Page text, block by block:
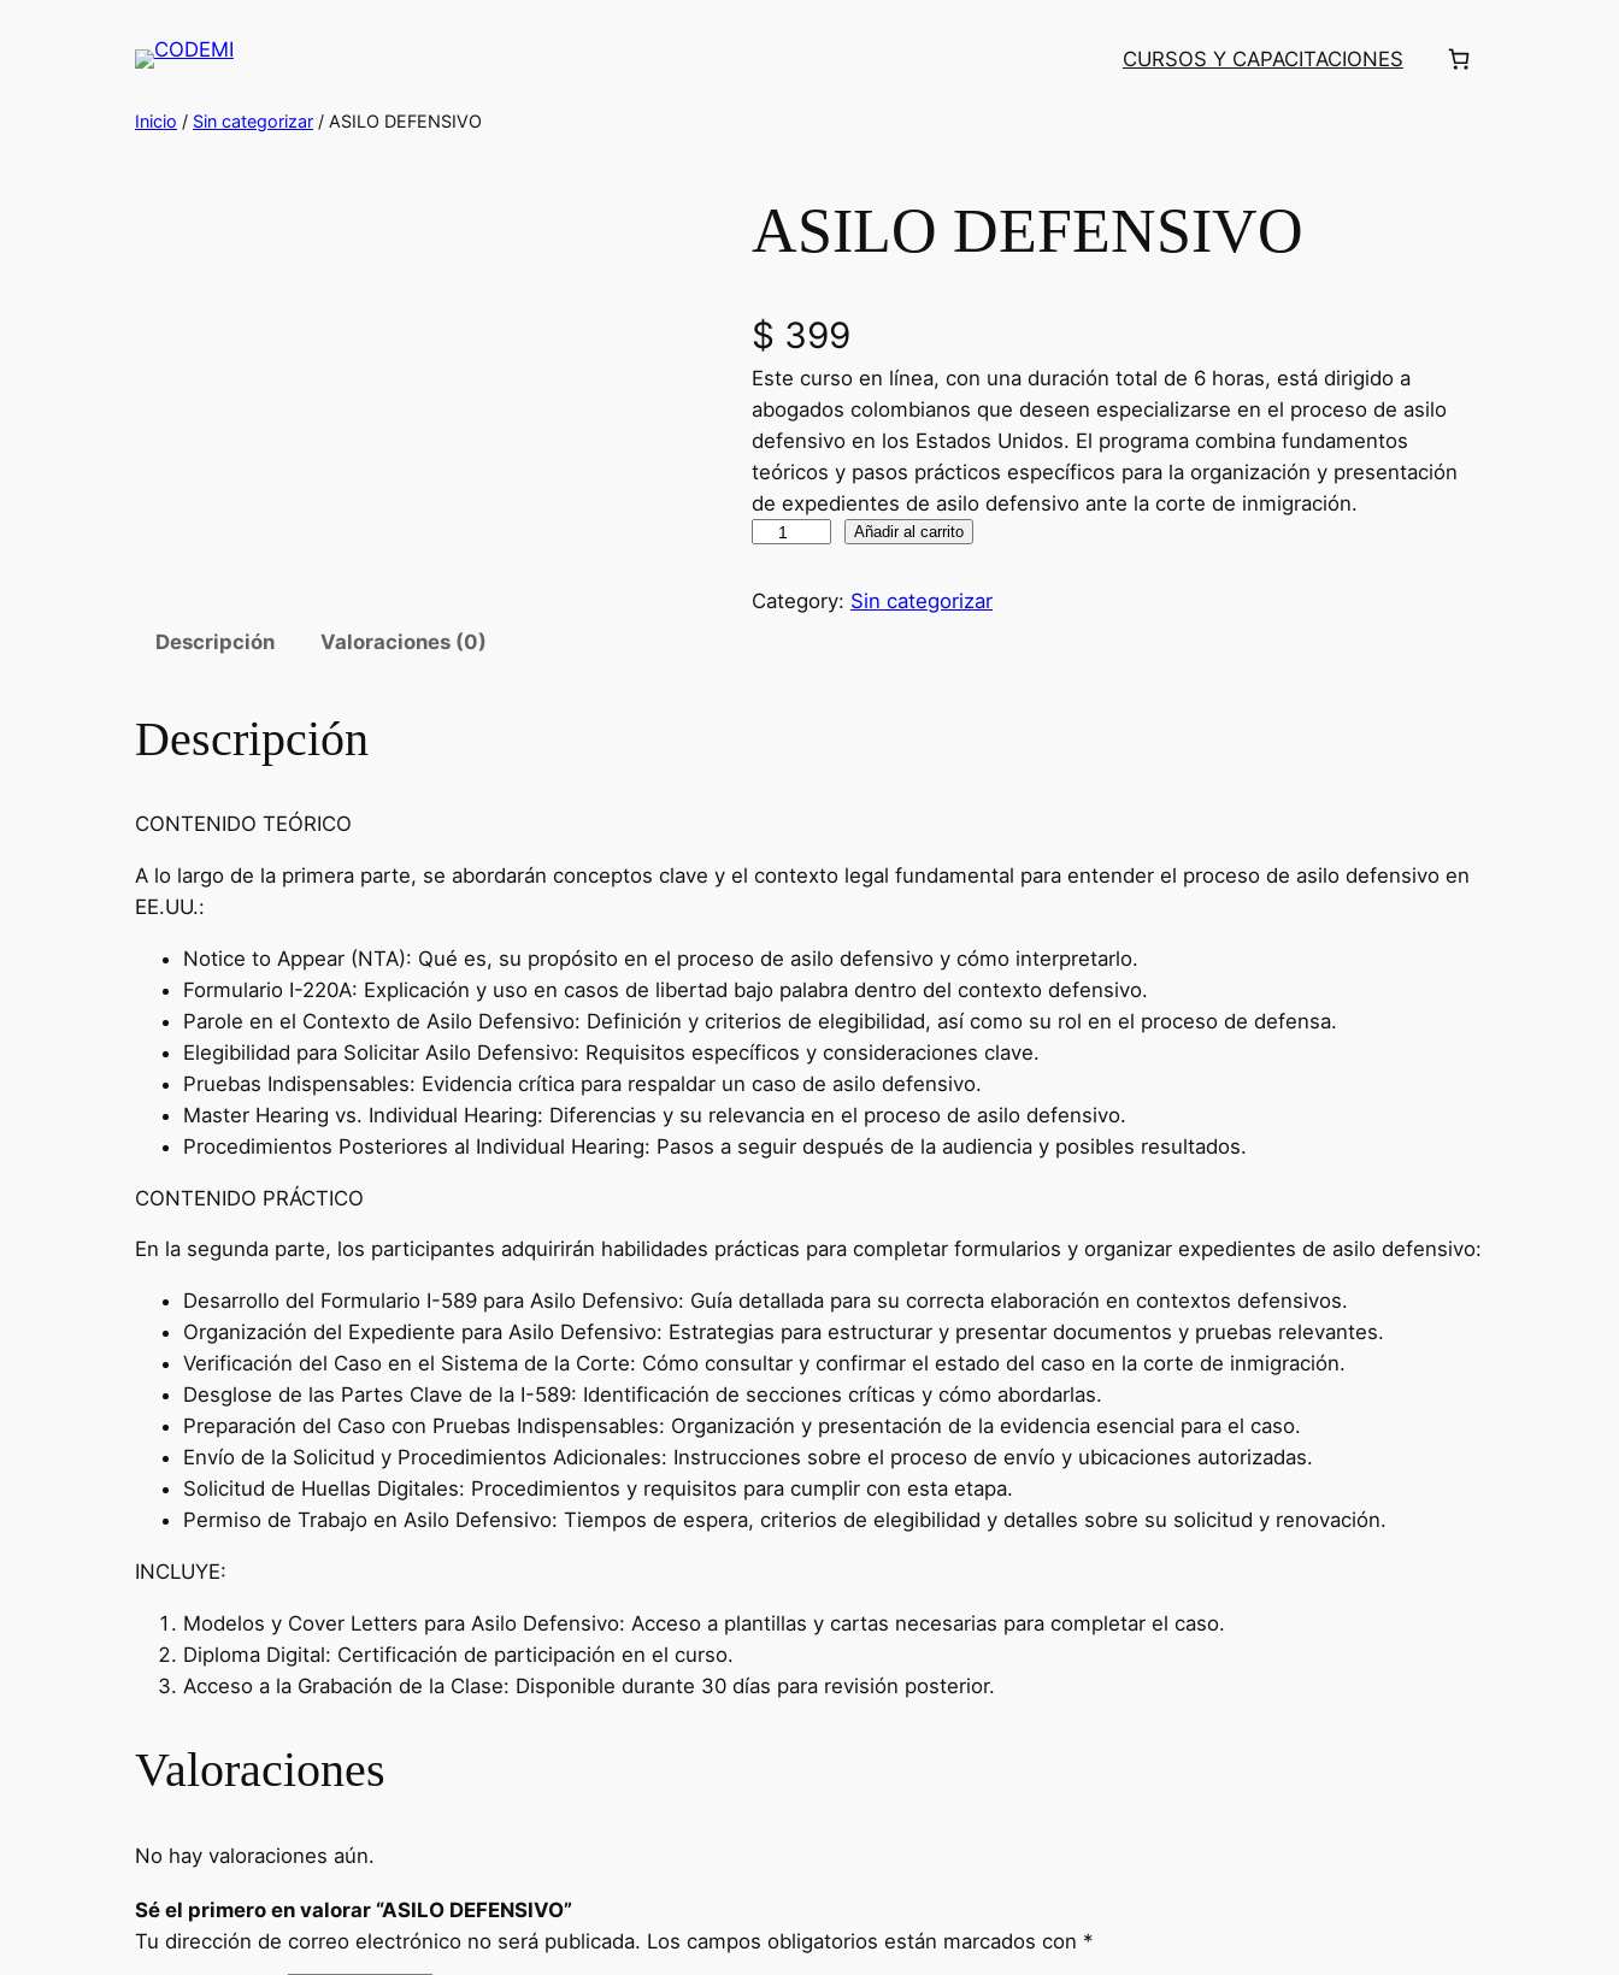
CURSOS Y CAPACITACIONES
Inicio / Sin categorizar / ASILO DEFENSIVO
ASILO DEFENSIVO
$ 399
Este curso en línea, con una duración total de 6 horas, está dirigido a
abogados colombianos que deseen especializarse en el proceso de asilo
defensivo en los Estados Unidos. El programa combina fundamentos
teóricos y pasos prácticos específicos para la organización y presentación
de expedientes de asilo defensivo ante la corte de inmigración.
Añadir al carrito
Category: Sin categorizar
Descripción
Valoraciones (0)
Descripción
CONTENIDO TEÓRICO
A lo largo de la primera parte, se abordarán conceptos clave y el contexto legal fundamental para entender el proceso de asilo defensivo en
EE.UU.:
Notice to Appear (NTA): Qué es, su propósito en el proceso de asilo defensivo y cómo interpretarlo.
Formulario I-220A: Explicación y uso en casos de libertad bajo palabra dentro del contexto defensivo.
Parole en el Contexto de Asilo Defensivo: Definición y criterios de elegibilidad, así como su rol en el proceso de defensa.
Elegibilidad para Solicitar Asilo Defensivo: Requisitos específicos y consideraciones clave.
Pruebas Indispensables: Evidencia crítica para respaldar un caso de asilo defensivo.
Master Hearing vs. Individual Hearing: Diferencias y su relevancia en el proceso de asilo defensivo.
Procedimientos Posteriores al Individual Hearing: Pasos a seguir después de la audiencia y posibles resultados.
CONTENIDO PRÁCTICO
En la segunda parte, los participantes adquirirán habilidades prácticas para completar formularios y organizar expedientes de asilo defensivo:
Desarrollo del Formulario I-589 para Asilo Defensivo: Guía detallada para su correcta elaboración en contextos defensivos.
Organización del Expediente para Asilo Defensivo: Estrategias para estructurar y presentar documentos y pruebas relevantes.
Verificación del Caso en el Sistema de la Corte: Cómo consultar y confirmar el estado del caso en la corte de inmigración.
Desglose de las Partes Clave de la I-589: Identificación de secciones críticas y cómo abordarlas.
Preparación del Caso con Pruebas Indispensables: Organización y presentación de la evidencia esencial para el caso.
Envío de la Solicitud y Procedimientos Adicionales: Instrucciones sobre el proceso de envío y ubicaciones autorizadas.
Solicitud de Huellas Digitales: Procedimientos y requisitos para cumplir con esta etapa.
Permiso de Trabajo en Asilo Defensivo: Tiempos de espera, criterios de elegibilidad y detalles sobre su solicitud y renovación.
INCLUYE:
Modelos y Cover Letters para Asilo Defensivo: Acceso a plantillas y cartas necesarias para completar el caso.
Diploma Digital: Certificación de participación en el curso.
Acceso a la Grabación de la Clase: Disponible durante 30 días para revisión posterior.
Valoraciones
No hay valoraciones aún.
Sé el primero en valorar “ASILO DEFENSIVO”
Tu dirección de correo electrónico no será publicada. Los campos obligatorios están marcados con *